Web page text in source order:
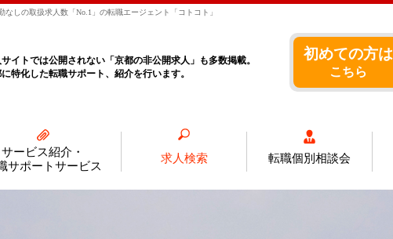
しの取扱求人数「No.1」の転職エージェント「コトコト」
イトでは公開されない「京都の非公開求人」も多数掲載。
特化した転職サポート、紹介を行います。
初めての方は
こちら
サービス紹介・
サポートサービス
求人検索 転職個別相談会